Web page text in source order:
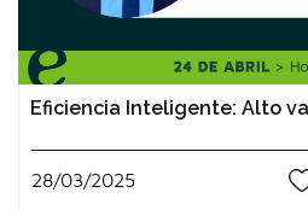
Eficiencia Inteligente: Alto
28/03/2025